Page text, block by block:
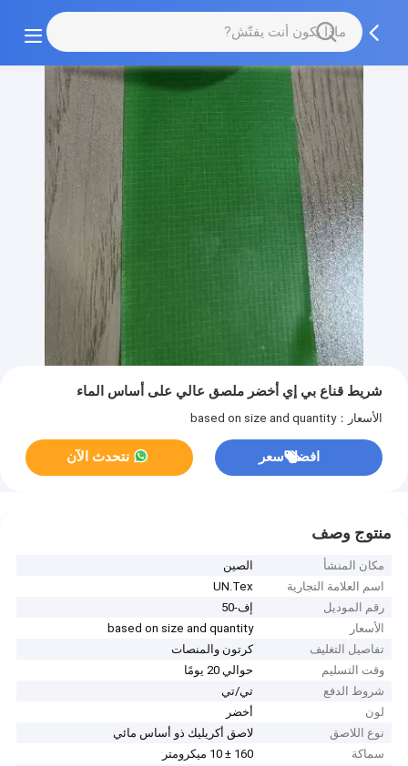
شريط قناع بي إي أخضر ملصق عالي على أساس الماء
الأسعار：based on size and quantity
افضل سعر نتحدث الآن
منتوج وصف
مكان المنشأ
الصين
اسم العلامة التجارية
UN.Tex
رقم الموديل
إف-50
الأسعار
based on size and quantity
تفاصيل التغليف
كرتون والمنصات
وقت التسليم
حوالي 20 يومًا
شروط الدفع
تي/تي
لون
أخضر
نوع اللاصق
لاصق أكريليك ذو أساس مائي
سماكة
160 ± 10 ميكرومتر